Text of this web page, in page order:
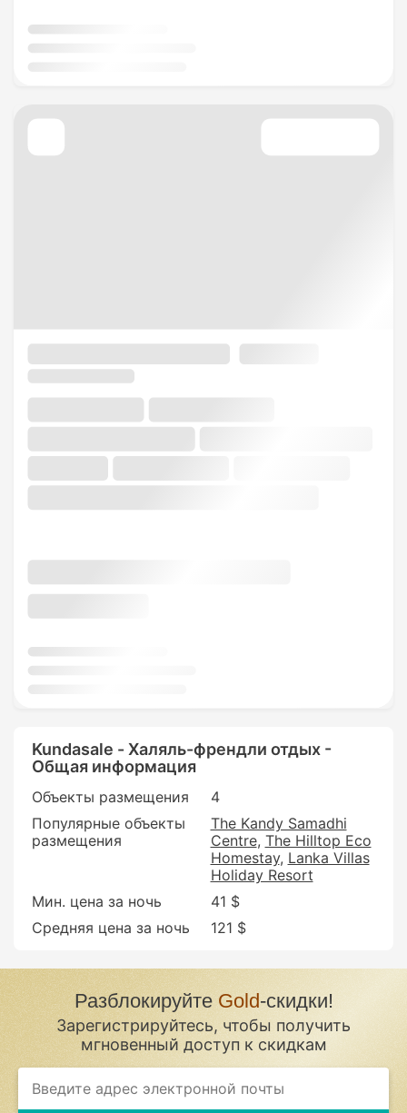
Kundasale - Халяль-френдли отдых -
Общая информация
Объекты размещения
4
Популярные объекты
размещения
The Kandy Samadhi
Centre The Hilltop Eco
Homestay Lanka Villas
Holiday Resort
Мин. цена за ночь
41 $
Средняя цена за ночь
121 $
Разблокируйте Gold-скидки!
Зарегистрируйтесь, чтобы получить
мгновенный доступ к скидкам
If
you